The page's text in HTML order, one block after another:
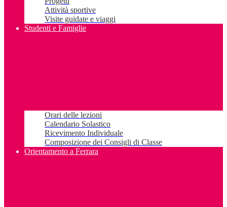
Attività sportive
Visite guidate e viaggi
Studenti e Famiglie
Orari delle lezioni
Calendario Solastico
Ricevimento Individuale
Composizione dei Consigli di Classe
Orientamento a Ferrara